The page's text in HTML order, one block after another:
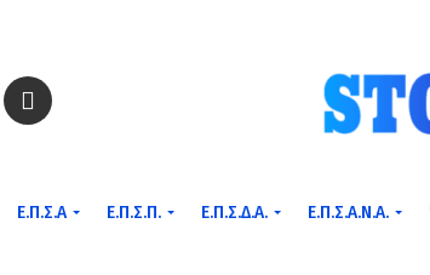
Ε.Π.Σ.Α Ε.Π.Σ.Π. Ε.Π.Σ.Δ.Α. Ε.Π.Σ.Α.Ν.Α.